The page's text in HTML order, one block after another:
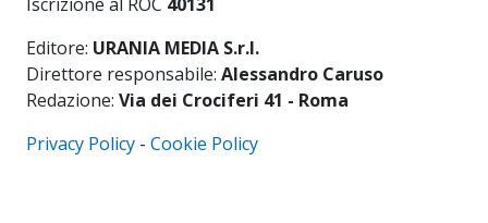
Editore: URANIA MEDIA S.r.l.
Direttore responsabile: Alessandro Caruso
Redazione: Via dei Crociferi 41 - Roma
Privacy Policy - Cookie Policy